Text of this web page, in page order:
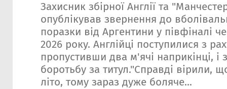
Захисник збірної Англії та
опублікував звернення до
поразки від Аргентини у півфіналі
2026 року. Англійці поступилися з
пропустивши два м'ячі наприкінці, і
боротьбу за титул."Справді вірили,
літо, тому зараз дуже боляче...